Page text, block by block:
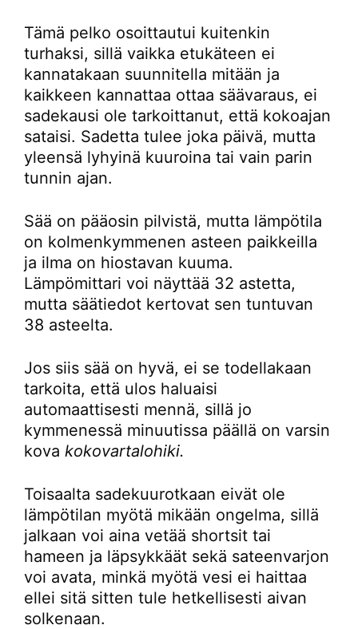
Tämä pelko osoittautui kuitenkin
turhaksi, sillä vaikka etukäteen ei
kannatakaan suunnitella mitään ja
kaikkeen kannattaa ottaa säävaraus, ei
sadekausi ole tarkoittanut, että kokoajan
sataisi. Sadetta tulee joka päivä, mutta
yleensä lyhyinä kuuroina tai vain parin
tunnin ajan.
Sää on pääosin pilvistä, mutta lämpötila
on kolmenkymmenen asteen paikkeilla
ja ilma on hiostavan kuuma.
Lämpömittari voi näyttää 32 astetta,
mutta säätiedot kertovat sen tuntuvan
38 asteelta.
Jos siis sää on hyvä, ei se todellakaan
tarkoita, että ulos haluaisi
automaattisesti mennä, sillä jo
kymmenessä minuutissa päällä on varsin
kova kokovartalohiki.
Toisaalta sadekuurotkaan eivät ole
lämpötilan myötä mikään ongelma, sillä
jalkaan voi aina vetää shortsit tai
hameen ja läpsykkäät sekä sateenvarjon
voi avata, minkä myötä vesi ei haittaa
ellei sitä sitten tule hetkellisesti aivan
solkenaan.